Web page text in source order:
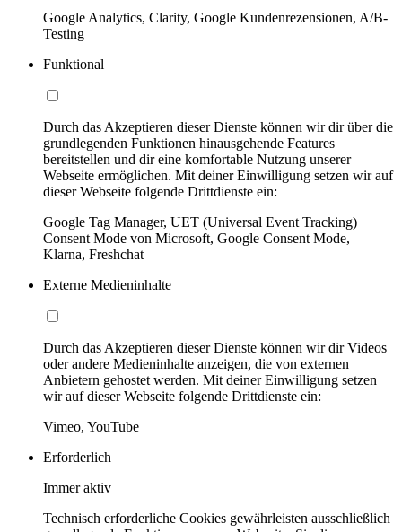
Google Analytics, Clarity, Google Kundenrezensionen, A/B-
Testing
Funktional
Durch das Akzeptieren dieser Dienste können wir dir über die
grundlegenden Funktionen hinausgehende Features
bereitstellen und dir eine komfortable Nutzung unserer
Webseite ermöglichen. Mit deiner Einwilligung setzen wir auf
dieser Webseite folgende Drittdienste ein:
Google Tag Manager, UET (Universal Event Tracking)
Consent Mode von Microsoft, Google Consent Mode,
Klarna, Freshchat
Externe Medieninhalte
Durch das Akzeptieren dieser Dienste können wir dir Videos
oder andere Medieninhalte anzeigen, die von externen
Anbietern gehostet werden. Mit deiner Einwilligung setzen
wir auf dieser Webseite folgende Drittdienste ein:
Vimeo, YouTube
Erforderlich
Immer aktiv
Technisch erforderliche Cookies gewährleisten ausschließlich